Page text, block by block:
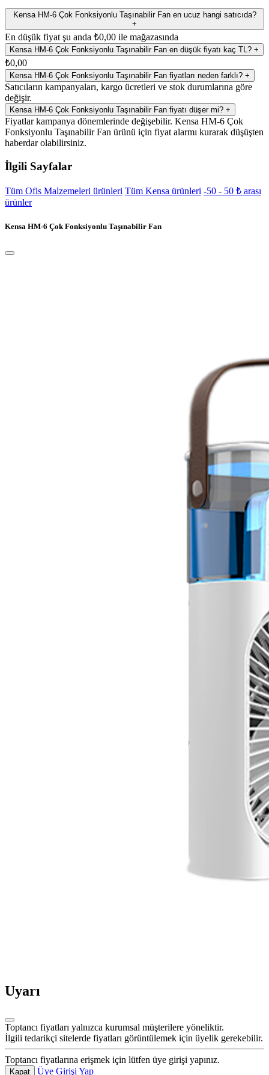
Kensa HM-6 Çok Fonksiyonlu Taşınabilir Fan en ucuz hangi satıcıda?
+
En düşük fiyat şu anda ₺0,00 ile mağazasında
Kensa HM-6 Çok Fonksiyonlu Taşınabilir Fan en düşük fiyatı kaç TL? +
₺0,00
Kensa HM-6 Çok Fonksiyonlu Taşınabilir Fan fiyatları neden farklı? +
Satıcıların kampanyaları, kargo ücretleri ve stok durumlarına göre
değişir.
Kensa HM-6 Çok Fonksiyonlu Taşınabilir Fan fiyatı düşer mi? +
Fiyatlar kampanya dönemlerinde değişebilir. Kensa HM-6 Çok
Fonksiyonlu Taşınabilir Fan ürünü için fiyat alarmı kurarak düşüşten
haberdar olabilirsiniz.
İlgili Sayfalar
Tüm Ofis Malzemeleri ürünleri Tüm Kensa ürünleri -50 - 50 ₺ arası
ürünler
Kensa HM-6 Çok Fonksiyonlu Taşınabilir Fan
Uyarı
Toptancı fiyatları yalnızca kurumsal müşterilere yöneliktir.
İlgili tedarikçi sitelerde fiyatları görüntülemek için üyelik gerekebilir.
Toptancı fiyatlarına erişmek için lütfen üye girişi yapınız.
Kapat Üye Girişi Yap